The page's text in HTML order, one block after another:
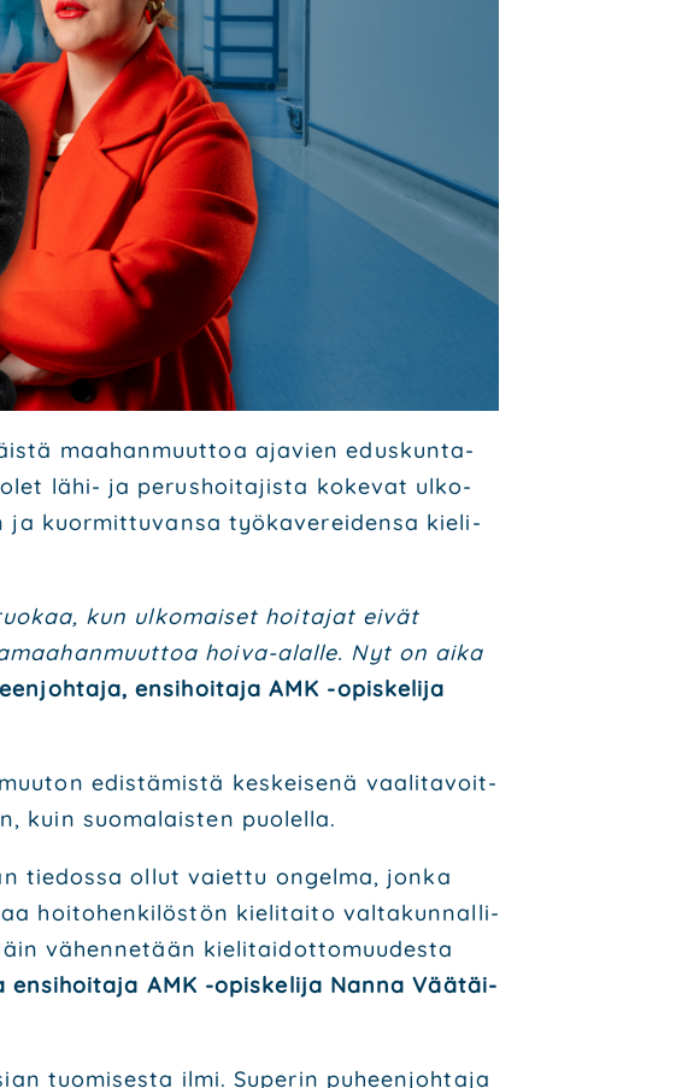
maa­han­muut­toa aja­vien edus­kun­ta­
lähi- ja perus­hoi­ta­jis­ta koke­vat ulko­
kuor­mit­tu­van­sa työ­ka­ve­rei­den­sa kie­li­
kun ulko­mai­set hoi­ta­jat eivät
hoi­va-alal­le. Nyt on aika
ensi­hoi­ta­ja AMK -opis­ke­li­ja
edis­tä­mis­tä kes­kei­se­nä vaa­li­ta­voit­
kuin suo­ma­lais­ten puo­lel­la.
tie­dos­sa ollut vai­et­tu ongel­ma, jon­ka
hoi­to­hen­ki­lös­tön kie­li­tai­to val­ta­kun­nal­li­
vähen­ne­tään kie­li­tai­dot­to­muu­des­ta
ensi­hoi­ta­ja AMK -opis­ke­li­ja Nan­na Vää­täi­
tuo­mi­ses­ta ilmi. Supe­rin puheen­joh­ta­ja